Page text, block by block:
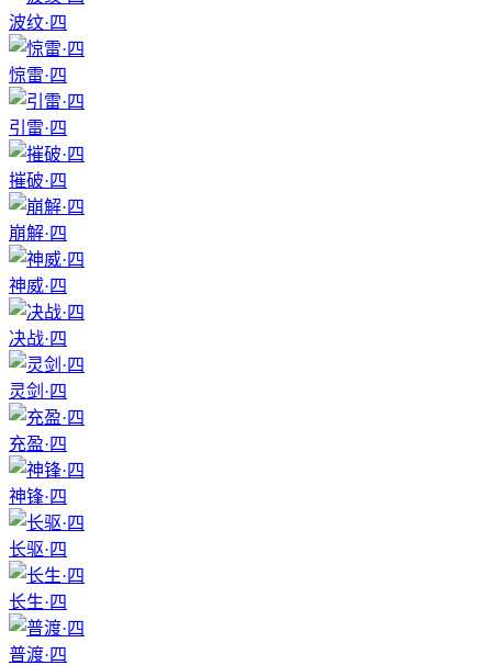
波纹·四
惊雷·四
引雷·四
摧破·四
崩解·四
神威·四
决战·四
灵剑·四
充盈·四
神锋·四
长驱·四
长生·四
普渡·四